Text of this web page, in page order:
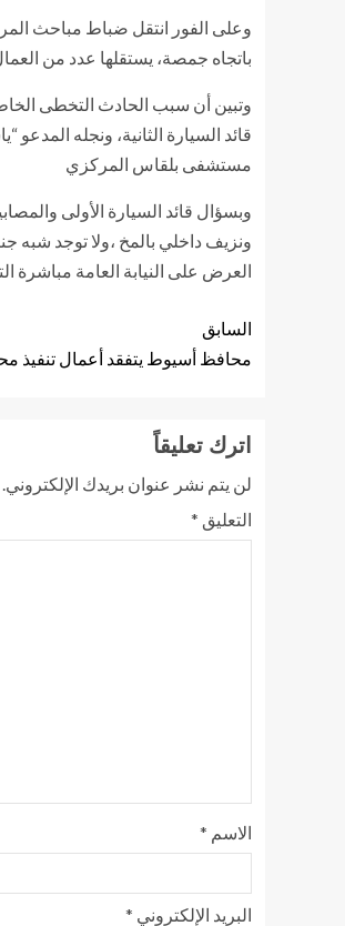
باتجاه جمصة، يستقلها عدد من العمال، والسيارة رقم 7479 نقل الغربية قيادة المدعو “ع ع ” 46 سنة
وتبين أن سبب الحادث التخطى
مستشفى بلقاس المركزي
وبسؤال قائد السيارة الأولى
العرض على النيابة العامة مباشرة
السابق
محافظ أسيوط يتفقد أعمال تنفيذ
اترك تعليقاً
لن يتم نشر عنوان بريدك الإلكتروني.
التعليق *
الاسم *
البريد الإلكتروني *